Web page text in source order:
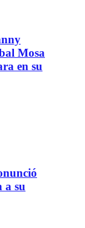
Mosa
en su
a su